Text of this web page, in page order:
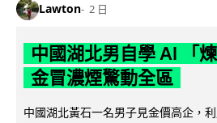
Lawton 2 日
中國湖北男自學 AI 「
金冒濃煙驚動全區
中國湖北黃石一名男子見金價高企，